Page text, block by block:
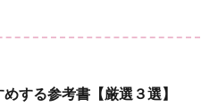
する参考書【厳選３選】